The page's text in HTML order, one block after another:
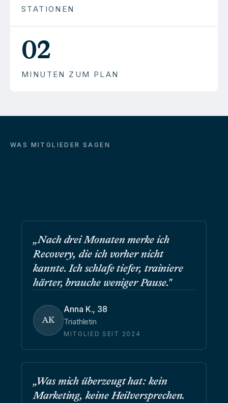
STATIONEN
02
MINUTEN ZUM PLAN
WAS MITGLIEDER SAGEN
„Nach drei Monaten merke ich
Recovery, die ich vorher nicht
kannte. Ich schlafe tiefer, trainiere
härter, brauche weniger Pause."
AK
Anna K., 38
Triathletin
MITGLIED SEIT 2024
„Was mich überzeugt hat: kein
Marketing, keine Heilversprechen.